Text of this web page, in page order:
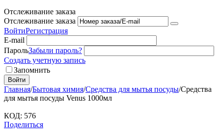
Отслеживание заказа
Отслеживание заказа
ВойтиРегистрация
E-mail
ПарольЗабыли пароль?
Создать учетную запись
Запомнить
Войти
Главная/Бытовая химия/Средства для мытья посуды/Средства
для мытья посуды Venus 1000мл
КОД: 576
Поделиться